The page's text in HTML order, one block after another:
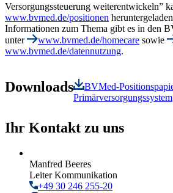
Versorgungssteuerung weiterentwickeln”
www.bvmed.de/positionen
Informationen zum Thema gibt es in den
unter
www.bvmed.de/homecare sowie
www.bvmed.de/datennutzung.
Downloads
BVMed-
Primärversorgungssystem
Ihr Kontakt zu uns
Manfred Beeres
Leiter Kommunikation
+49 30 246 255-20